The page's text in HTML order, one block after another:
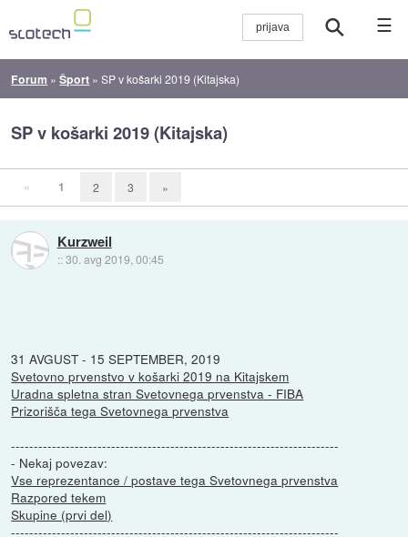
☰
Forum »Šport »SP v košarki 2019 (Kitajska)
SP v košarki 2019 (Kitajska)
« 1 2 3 »
Kurzweil
::30. avg 2019, 00:45
31 AVGUST - 15 SEPTEMBER, 2019
Svetovno prvenstvo v košarki 2019 na Kitajskem
Uradna spletna stran Svetovnega prvenstva - FIBA
Prizorišča tega Svetovnega prvenstva
------------------------------------------------------------------------
- Nekaj povezav:
Vse reprezentance / postave tega Svetovnega prvenstva
Razpored tekem
Skupine (prvi del)
------------------------------------------------------------------------